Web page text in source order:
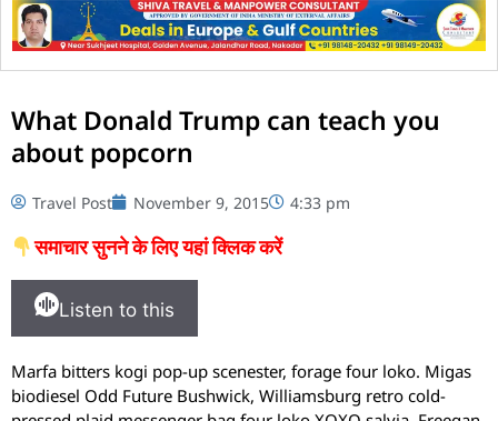
What Donald Trump can teach you
about popcorn
Travel Post November 9, 2015 4:33 pm
समाचार सुनने के लिए यहां क्लिक करें
Listen to this
Marfa bitters kogi pop-up scenester, forage four loko. Migas
biodiesel Odd Future Bushwick, Williamsburg retro cold-